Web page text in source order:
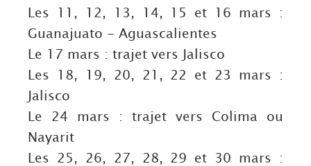
Les 11, 12, 13, 14, 15 et 16 mars :
Guanajuato - Aguascalientes
Le 17 mars : trajet vers Jalisco
Les 18, 19, 20, 21, 22 et 23 mars :
Jalisco
Le 24 mars : trajet vers Colima ou
Nayarit
Les 25, 26, 27, 28, 29 et 30 mars :